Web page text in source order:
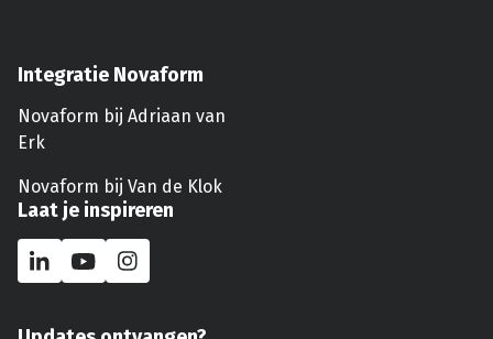
Integratie Novaform
Novaform bij Adriaan van
Erk
Novaform bij Van de Klok
Laat je inspireren